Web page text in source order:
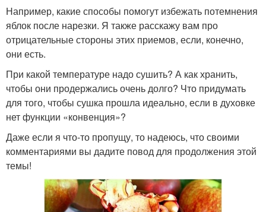
Например, какие способы помогут избежать потемнения
яблок после нарезки. Я также расскажу вам про
отрицательные стороны этих приемов, если, конечно,
они есть.
При какой температуре надо сушить? А как хранить,
чтобы они продержались очень долго? Что придумать
для того, чтобы сушка прошла идеально, если в духовке
нет функции «конвенция»?
Даже если я что-то пропущу, то надеюсь, что своими
комментариями вы дадите повод для продолжения этой
темы!